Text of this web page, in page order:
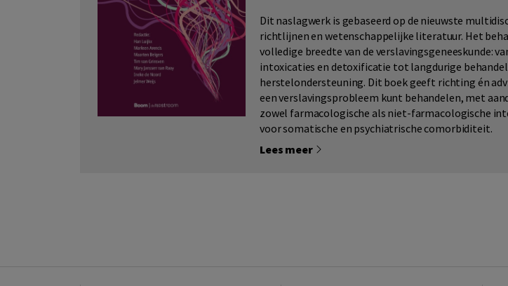
Dit naslagwerk is gebaseerd op de nieuwste
richtlijnen en wetenschappelijke literatuur. Het
volledige breedte van de verslavingsgeneeskunde:
intoxicaties en detoxificatie tot langdurige
herstelondersteuning. Dit boek geeft richting én
een verslavingsprobleem kunt behandelen, met
zowel farmacologische als niet-farmacologische
voor somatische en psychiatrische comorbiditeit.
Lees meer